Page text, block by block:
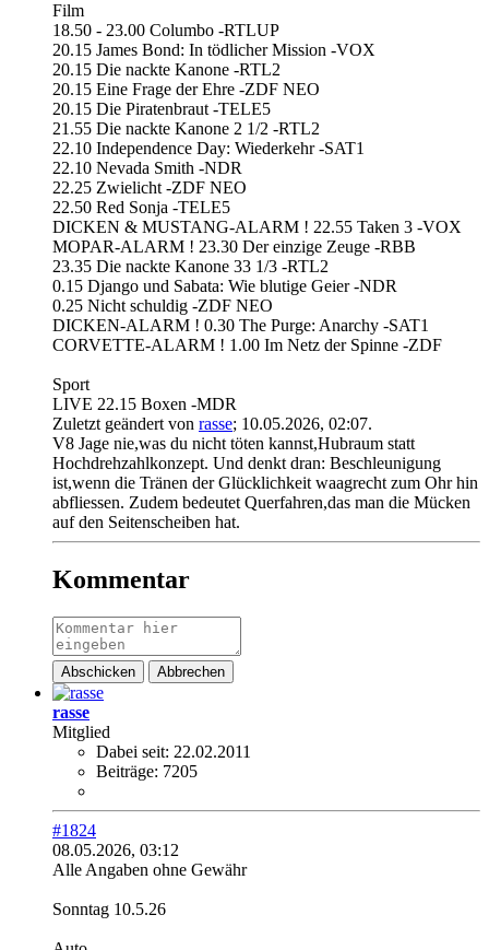
Film
18.50 - 23.00 Columbo -RTLUP
20.15 James Bond: In tödlicher Mission -VOX
20.15 Die nackte Kanone -RTL2
20.15 Eine Frage der Ehre -ZDF NEO
20.15 Die Piratenbraut -TELE5
21.55 Die nackte Kanone 2 1/2 -RTL2
22.10 Independence Day: Wiederkehr -SAT1
22.10 Nevada Smith -NDR
22.25 Zwielicht -ZDF NEO
22.50 Red Sonja -TELE5
DICKEN & MUSTANG-ALARM ! 22.55 Taken 3 -VOX
MOPAR-ALARM ! 23.30 Der einzige Zeuge -RBB
23.35 Die nackte Kanone 33 1/3 -RTL2
0.15 Django und Sabata: Wie blutige Geier -NDR
0.25 Nicht schuldig -ZDF NEO
DICKEN-ALARM ! 0.30 The Purge: Anarchy -SAT1
CORVETTE-ALARM ! 1.00 Im Netz der Spinne -ZDF
Sport
LIVE 22.15 Boxen -MDR
Zuletzt geändert von rasse; 10.05.2026, 02:07.
V8 Jage nie,was du nicht töten kannst,Hubraum statt
Hochdrehzahlkonzept. Und denkt dran: Beschleunigung
ist,wenn die Tränen der Glücklichkeit waagrecht zum Ohr hin
abfliessen. Zudem bedeutet Querfahren,das man die Mücken
auf den Seitenscheiben hat.
Kommentar
Abschicken Abbrechen
rasse
Mitglied
Dabei seit: 22.02.2011
Beiträge: 7205
#1824
08.05.2026, 03:12
Alle Angaben ohne Gewähr
Sonntag 10.5.26